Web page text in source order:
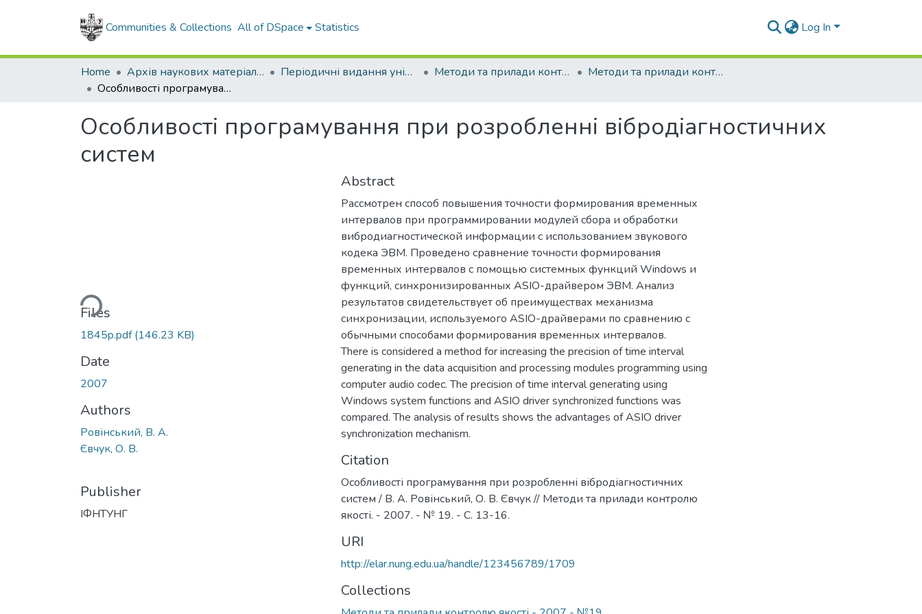
Communities & Collections All of DSpace Statistics Log In
Home Архів наукових матеріалів Періодичні видання університету Методи та прилади контролю якості
Методи та прилади контролю якості - 2007 - №19
Особливості програмування при розробленні вібродіагностичних систем
Особливості програмування при розробленні вібродіагностичних
систем
Loading...
Files
1845p.pdf(146.23 KB)
Date
2007
Authors
Ровінський, В. А.
Євчук, О. В.
Publisher
ІФНТУНГ
Abstract
Рассмотрен способ повышения точности формирования временных
интервалов при программировании модулей сбора и обработки
вибродиагностической информации с использованием звукового
кодека ЭВМ. Проведено сравнение точности формирования
временных интервалов с помощью системных функций Windows и
функций, синхронизированных ASIO-драйвером ЭВМ. Анализ
результатов свидетельствует об преимуществах механизма
синхронизации, используемого ASIO-драйверами по сравнению с
обычными способами формирования временных интервалов.
There is considered a method for increasing the precision of time interval
generating in the data acquisition and processing modules programming using
computer audio codec. The precision of time interval generating using
Windows system functions and ASIO driver synchronized functions was
compared. The analysis of results shows the advantages of ASIO driver
synchronization mechanism.
Citation
Особливості програмування при розробленні вібродіагностичних
систем / В. А. Ровінський, О. В. Євчук // Методи та прилади контролю
якості. - 2007. - № 19. - С. 13-16.
URI
http://elar.nung.edu.ua/handle/123456789/1709
Collections